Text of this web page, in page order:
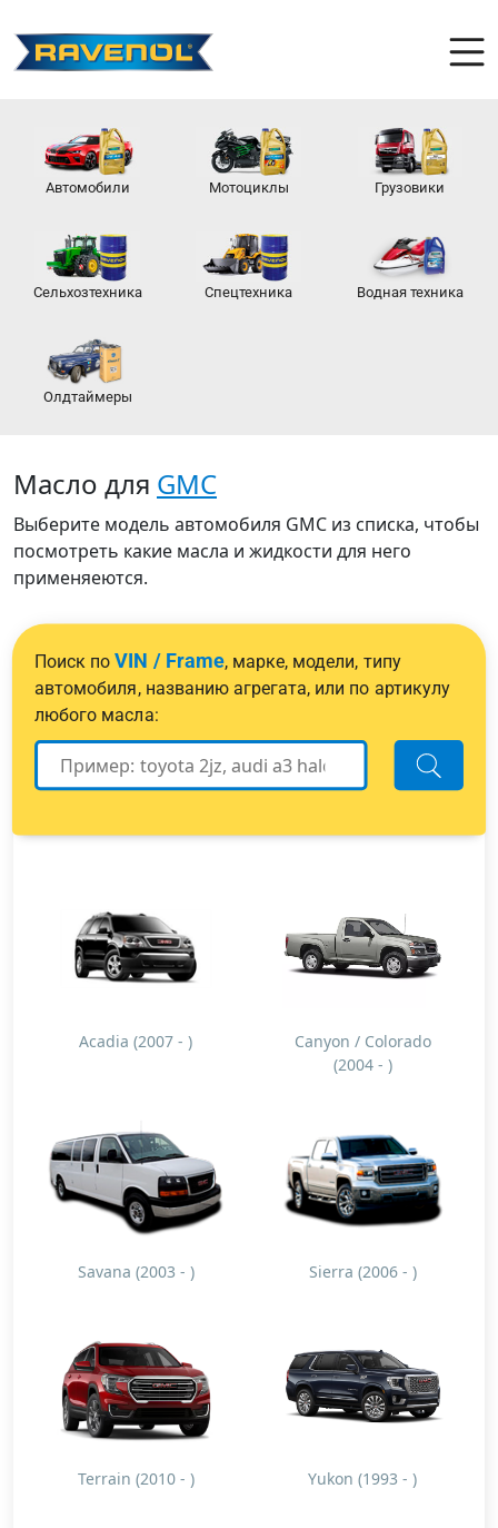
Автомобили Мотоциклы Грузовики
Сельхозтехника Спецтехника Водная техника
Олдтаймеры
Масло для GMC
Выберите модель автомобиля GMC из списка, чтобы
посмотреть какие масла и жидкости для него
применяеются.
Поиск поVIN / Frame, марке, модели, типу
автомобиля, названию агрегата, или по артикулу
любого масла:
Acadia (2007 - )
Canyon / Colorado
(2004 - )
Savana (2003 - ) Sierra (2006 - )
Terrain (2010 - ) Yukon (1993 - )